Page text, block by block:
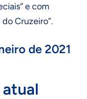
e com
Cruzeiro”.
de 2021